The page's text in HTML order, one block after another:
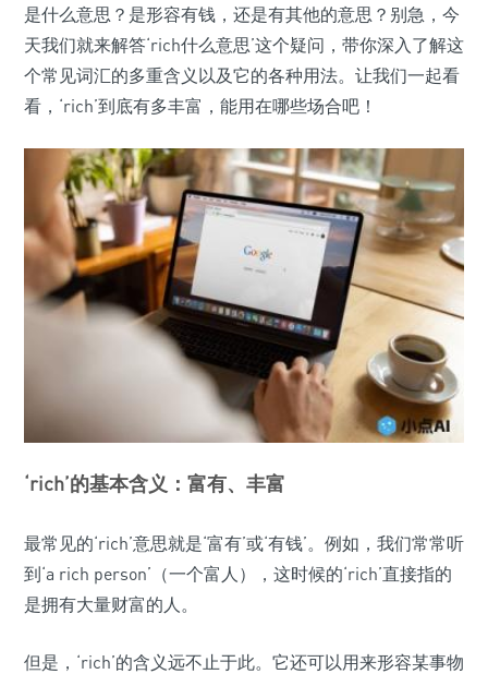
是什么意思？是形容有钱，还是有其他的意思？别急，今
天我们就来解答‘rich什么意思’这个疑问，带你深入了解这
个常见词汇的多重含义以及它的各种用法。让我们一起看
看，‘rich’到底有多丰富，能用在哪些场合吧！
‘rich’的基本含义：富有、丰富
最常见的‘rich’意思就是‘富有’或‘有钱’。例如，我们常常听
到‘a rich person’（一个富人），这时候的‘rich’直接指的
是拥有大量财富的人。
但是，‘rich’的含义远不止于此。它还可以用来形容某事物